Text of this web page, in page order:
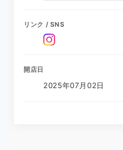
リンク / SNS
開店日
2025年07月02日